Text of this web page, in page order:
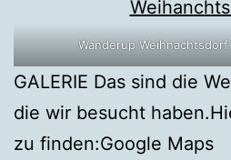
Wanderup
GALERIE Das sind die
die wir besucht
zu finden:Google Maps